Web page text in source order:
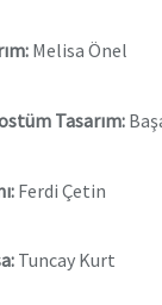
Melisa Önel
Tasarım:
Ferdi Çetin
Tuncay Kurt